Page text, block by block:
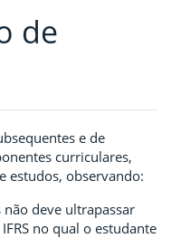
de
e de
curriculares,
estudos, observando:
deve ultrapassar
no qual o estudante